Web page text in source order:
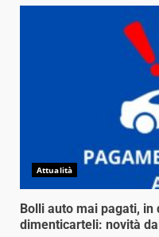
Attualità
Bolli auto mai pagati, in
dimenticarteli: novità